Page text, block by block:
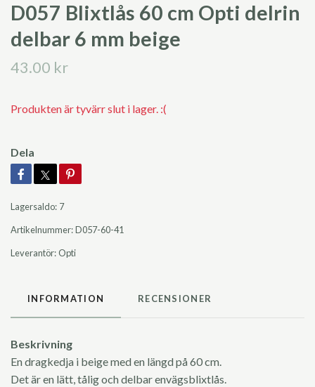
D057 Blixtlås 60 cm Opti delrin
delbar 6 mm beige
43.00 kr
Produkten är tyvärr slut i lager. :(
Dela
Lagersaldo: 7
Artikelnummer:D057-60-41
Leverantör: Opti
INFORMATION RECENSIONER
Beskrivning
En dragkedja i beige med en längd på 60 cm.
Det är en lätt, tålig och delbar envägsblixtlås.